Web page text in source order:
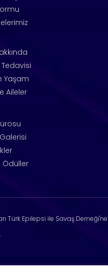
Yaşam
Aileler
Ödüller
Türk Epilepsi ile Savaş Derneği'ne